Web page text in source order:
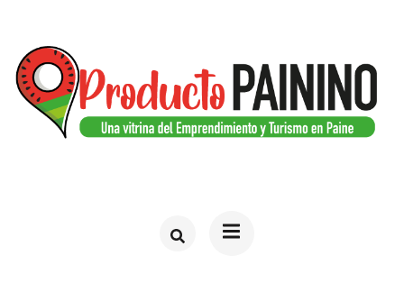
contenido
(presiona